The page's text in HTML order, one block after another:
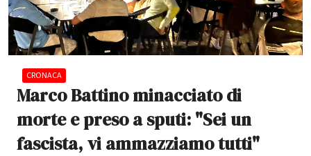
CRONACA
Marco Battino minacciato di
morte e preso a sputi: "Sei un
fascista, vi ammazziamo tutti"